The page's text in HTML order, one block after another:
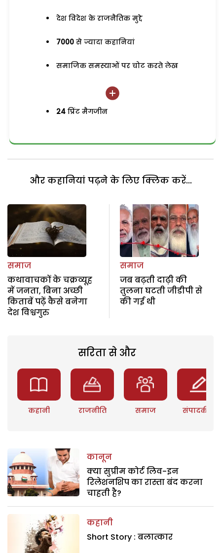
देश विदेश के राजनैतिक मुद्दे
7000 से ज्यादा कहानियां
समाजिक समस्याओं पर चोट करते लेख
24 प्रिंट मैगजीन
और कहानियां पढ़ने के लिए क्लिक करें...
समाज
कथावाचकों के चक्रव्यूह
में जनता, बिना अच्छी
किताबें पढ़ें कैसे बनेगा
देश विश्वगुरु
समाज
जब बढ़ती दाढ़ी की
तुलना घटती जीडीपी से
की गई थी
सरिता से और
कहानी राजनीति समाज संपादकीय
कानून
क्या सुप्रीम कोर्ट लिव-इन
रिलेशनशिप का रास्ता बंद करना
चाहती है?
कहानी
Short Story : बलात्कार